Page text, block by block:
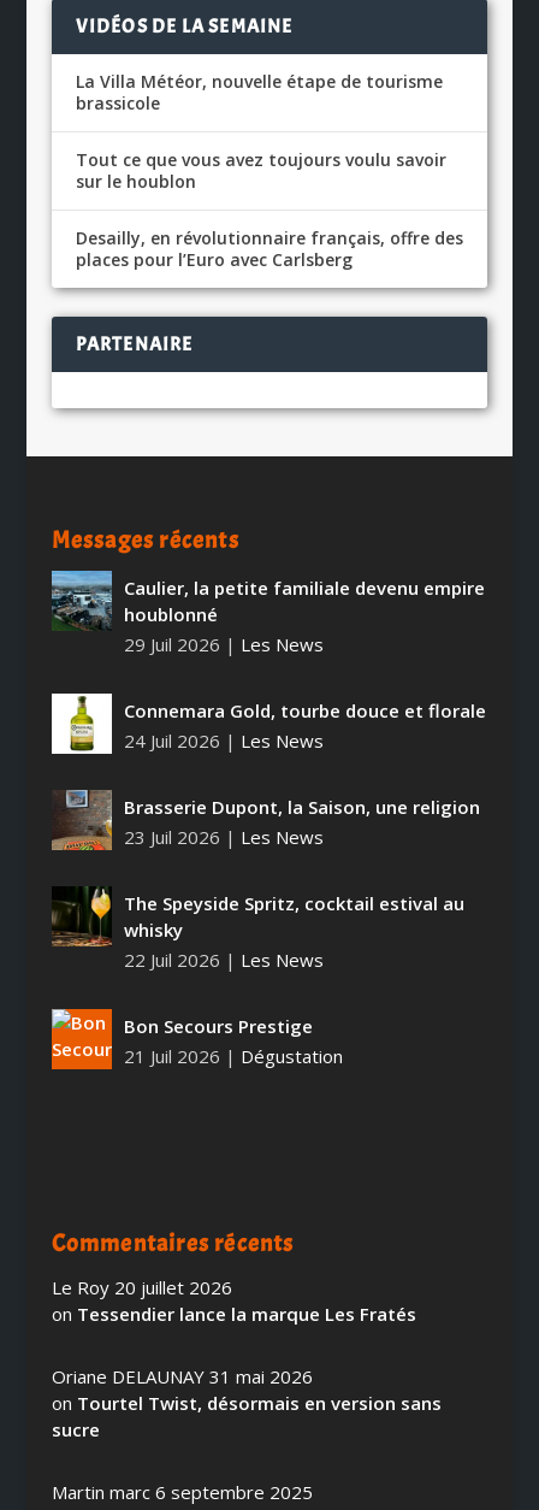
VIDÉOS DE LA SEMAINE
La Villa Météor, nouvelle étape de tourisme
brassicole
Tout ce que vous avez toujours voulu savoir
sur le houblon
Desailly, en révolutionnaire français, offre des
places pour l’Euro avec Carlsberg
PARTENAIRE
Messages récents
Caulier, la petite familiale devenu empire
houblonné
29 Juil 2026 | Les News
Connemara Gold, tourbe douce et florale
24 Juil 2026 | Les News
Brasserie Dupont, la Saison, une religion
23 Juil 2026 | Les News
The Speyside Spritz, cocktail estival au
whisky
22 Juil 2026 | Les News
Bon Secours Prestige
21 Juil 2026 | Dégustation
Commentaires récents
Le Roy 20 juillet 2026
on Tessendier lance la marque Les Fratés
Oriane DELAUNAY 31 mai 2026
on Tourtel Twist, désormais en version sans
sucre
Martin marc 6 septembre 2025